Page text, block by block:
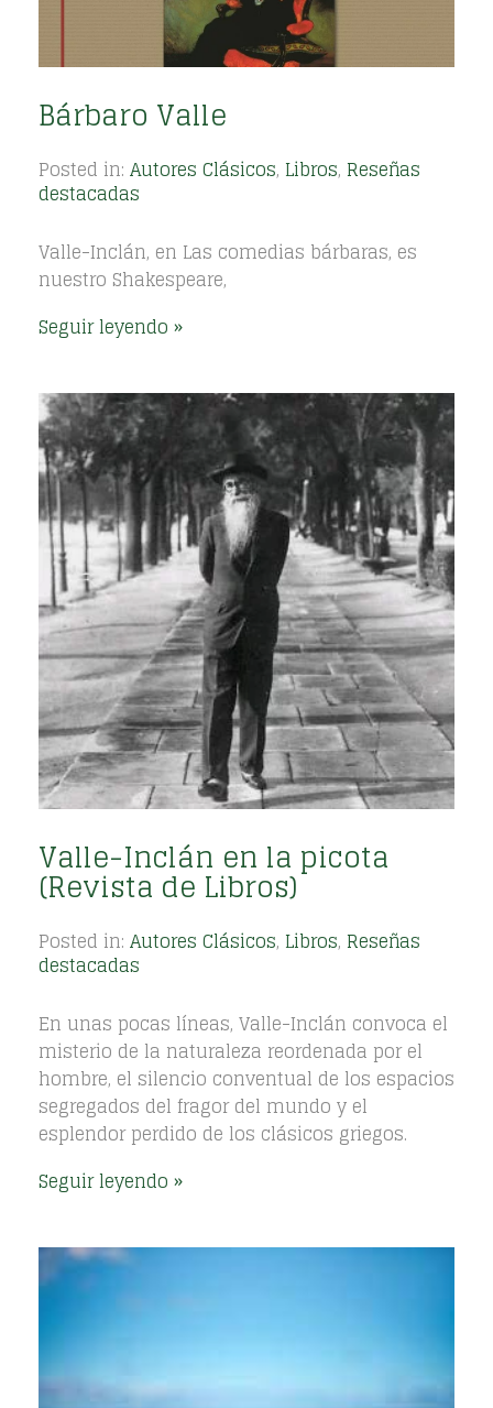
Bárbaro Valle
Posted in: Autores Clásicos, Libros, Reseñas
destacadas
Valle-Inclán, en Las comedias bárbaras, es
nuestro Shakespeare,
Seguir leyendo
Valle-Inclán en la picota
(Revista de Libros)
Posted in: Autores Clásicos, Libros, Reseñas
destacadas
En unas pocas líneas, Valle-Inclán convoca el
misterio de la naturaleza reordenada por el
hombre, el silencio conventual de los espacios
segregados del fragor del mundo y el
esplendor perdido de los clásicos griegos.
Seguir leyendo